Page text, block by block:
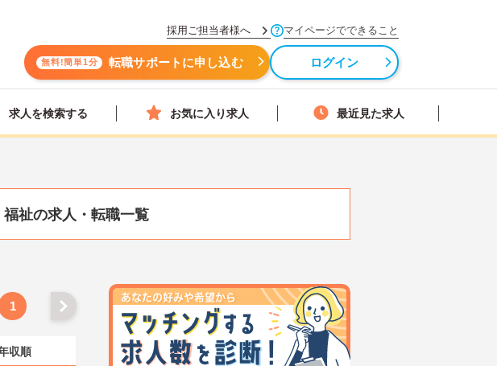
採用ご担当者様へ マイページでできること
無料!簡単1分 転職サポートに申し込む ログイン
求人を検索する お気に入り求人 最近見た求人
祉の求人・転職一覧
1
収順